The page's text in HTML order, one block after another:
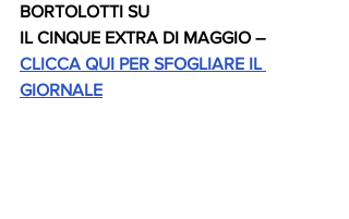
BORTOLOTTI SU
IL CINQUE EXTRA DI MAGGIO –
CLICCA QUI PER SFOGLIARE IL
GIORNALE